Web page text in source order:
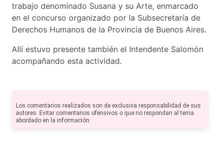
trabajo denominado Susana y su Arte, enmarcado
en el concurso organizado por la Subsecretaría de
Derechos Humanos de la Provincia de Buenos Aires.
Allí estuvo presente también el Intendente Salomón
acompañando esta actividad.
Los comentarios realizados son de exclusiva responsabilidad de sus
autores. Evitar comentarios ofensivos o que no respondan al tema
abordado en la información.